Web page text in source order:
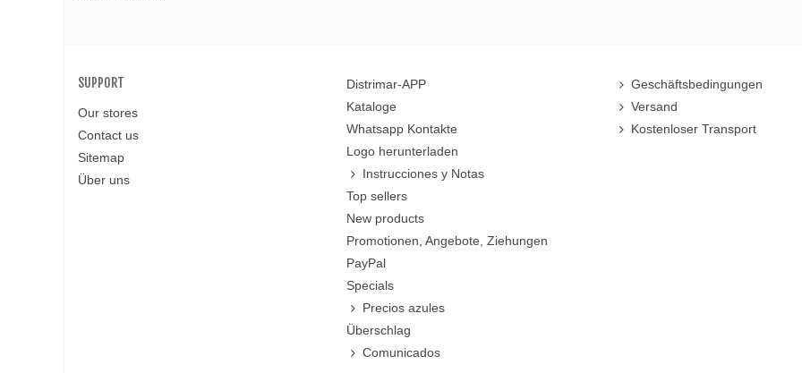
SUPPORT
Our stores
Contact us
Sitemap
Über uns
Distrimar-APP
Kataloge
Whatsapp Kontakte
Logo herunterladen
Instrucciones y Notas
Top sellers
New products
Promotionen, Angebote, Ziehungen
PayPal
Specials
Precios azules
Überschlag
Comunicados
Geschäftsbedingungen
Versand
Kostenloser Transport